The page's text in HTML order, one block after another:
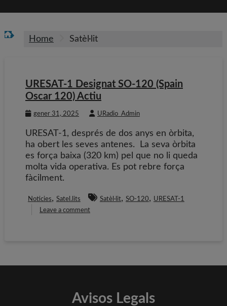
Home Satèl·lit
URESAT-1 Designat SO-120 (Spain
Oscar 120) Actiu
gener 31, 2025 URadio_Admin
URESAT-1, després de dos anys en òrbita,
ha obert les seves antenes. La seva òrbita
es força baixa (320 km) pel que no li queda
molta vida operativa. Es pot rebre força
fàcilment.
Noticies, Satel.lits Satèl·lit, SO-120, URESAT-1
Leave a comment
Avisos Legals